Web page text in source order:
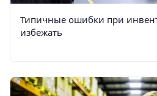
Типичные ошибки при
избежать